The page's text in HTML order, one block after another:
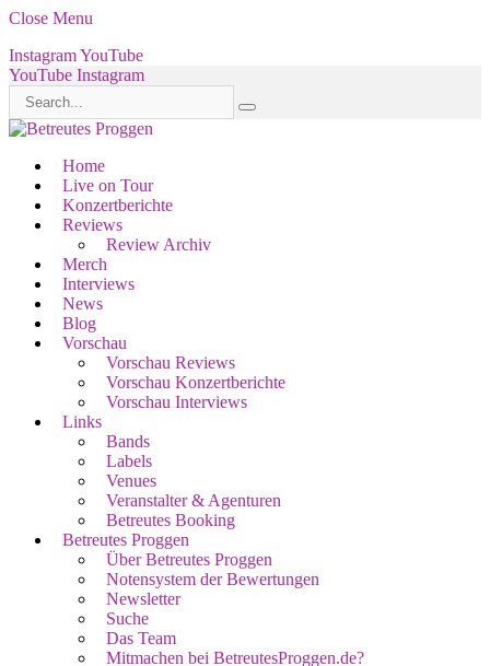
Close Menu
InstagramYouTube
YouTube Instagram
Home
Live on Tour
Konzertberichte
Reviews
Review Archiv
Merch
Interviews
News
Blog
Vorschau
Vorschau Reviews
Vorschau Konzertberichte
Vorschau Interviews
Links
Bands
Labels
Venues
Veranstalter & Agenturen
Betreutes Booking
Betreutes Proggen
Über Betreutes Proggen
Notensystem der Bewertungen
Newsletter
Suche
Das Team
Mitmachen bei BetreutesProggen.de?